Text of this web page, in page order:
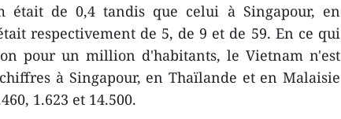
était de 0,4 tandis que celui à Singapour, en
respectivement de 5, de 9 et de 59. En ce qui
pour un million d'habitants, le Vietnam n'est
à Singapour, en Thaïlande et en Malaisie
1.623 et 14.500.